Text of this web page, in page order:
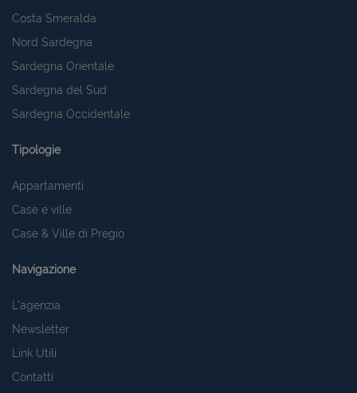
Costa Smeralda
Nord Sardegna
Sardegna Orientale
Sardegna del Sud
Sardegna Occidentale
Tipologie
Appartamenti
Case e ville
Case & Ville di Pregio
Navigazione
L'agenzia
Newsletter
Link Utili
Contatti